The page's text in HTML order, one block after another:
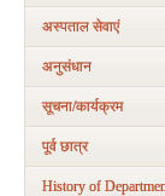
अस्‍पताल सेवाएं
अनुसंधान
सूचना/कार्यक्रम
पूर्व छात्र
History of